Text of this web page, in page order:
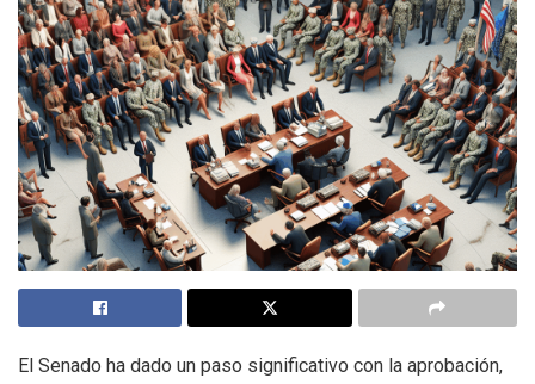
El Senado ha dado un paso significativo con la aprobación,